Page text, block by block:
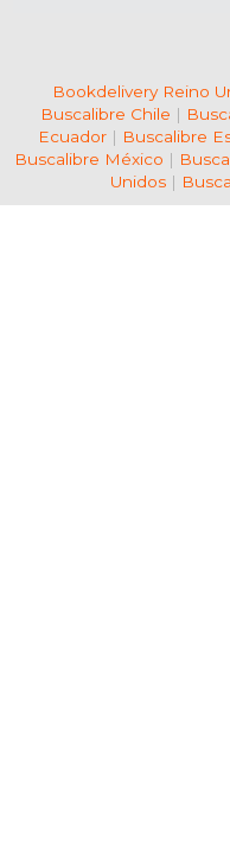
Bookdelivery Reino
Buscalibre Chile |
Ecuador| Buscalibre
Buscalibre México |
Unidos|